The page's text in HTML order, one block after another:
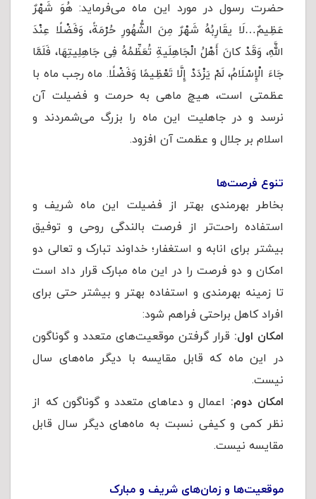
حضرت رسول در مورد این ماه می‌فرماید: هُوَ شَهْرٌ
عَظِیمٌ…لَا یقَارِبُهُ شَهْرٌ مِنَ الشُّهُورِ حُرْمَةً، وَفَضْلًا عِنْدَ
اللَّهِ، وَقَدْ کانَ أَهْلُ الْجَاهِلَیةِ تُعَظِّمُهُ فِی جَاهِلِیتِهَا، فَلَمَّا
جَاءَ الْإِسْلَامُ، لَمْ یَزْدَدْ إِلَّا تَعْظِیمًا وَفَضْلًا. ماه رجب ماه با
عظمتی است، هیچ ماهی به حرمت و فضیلت آن
نرسد و در جاهلیت این ماه را بزرگ می‌شمردند و
اسلام بر جلال و عظمت آن افزود.
تنوع فرصت‌ها
بخاطر بهرمندی بهتر از فضیلت این ماه شریف و
استفاده راحت‌تر از فرصت بالندگی روحی و توفیق
بیشتر برای انابه و استغفار؛ خداوند تبارک و تعالی دو
امکان و دو فرصت را در این ماه مبارک قرار داد است
تا زمینه بهرمندی و استفاده بهتر و بیشتر حتی برای
افراد کاهل براحتی فراهم شود:
امکان اول: قرار گرفتن موقعیت‌های متعدد و گوناگون
در این ماه که قابل مقایسه با دیگر ماه‌های سال
نیست.
امکان دوم: اعمال و دعاهای متعدد و گوناگون که از
نظر کمی و کیفی نسبت به ماه‌های دیگر سال قابل
مقایسه نیست.
موقعیت‌ها و زمان‌های شریف و مبارک